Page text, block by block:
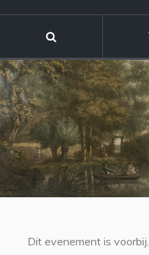
Dit evenement is voorbij.